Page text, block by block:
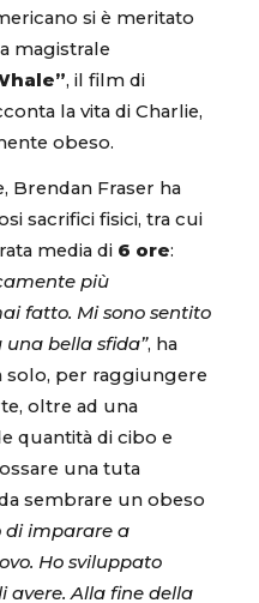
si è meritato
magistrale
, il film di
la vita di Charlie,
obeso.
Brendan Fraser ha
sacrifici fisici, tra cui
media di 6 ore:
più
fatto. Mi sono sentito
una bella sfida”, ha
solo, per raggiungere
oltre ad una
quantità di cibo e
una tuta
sembrare un obeso
di imparare a
Ho sviluppato
avere. Alla fine della